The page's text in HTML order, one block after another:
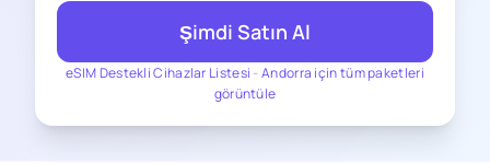
eSIM Destekli Cihazlar Listesi -Andorra için tüm paketleri
görüntüle
Şimdi Satın Al